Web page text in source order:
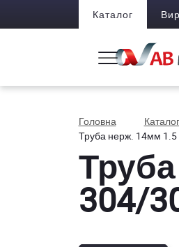
Каталог
Головна Каталог
Труба нерж. 14мм
304/